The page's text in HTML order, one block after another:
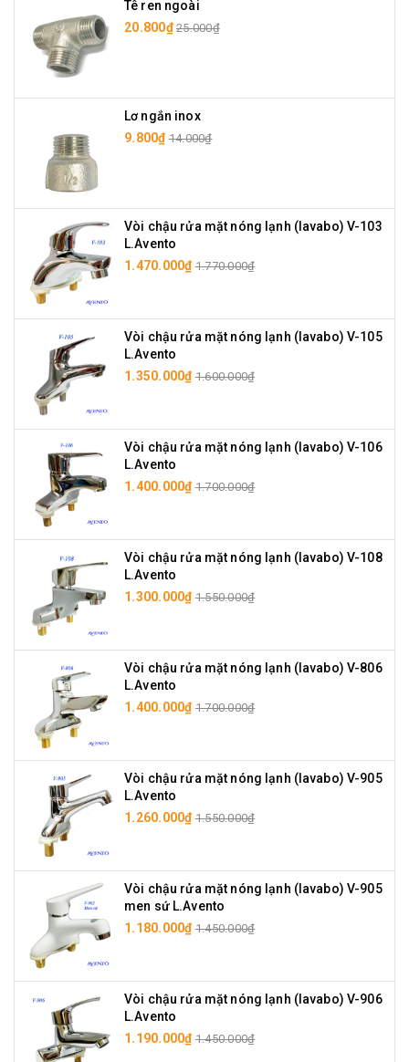
Tê ren ngoài
20.800₫ 25.000₫
Lơ ngắn inox
9.800₫ 14.000₫
Vòi chậu rửa mặt nóng lạnh (lavabo) V-103
L.Avento
1.470.000₫ 1.770.000₫
Vòi chậu rửa mặt nóng lạnh (lavabo) V-105
L.Avento
1.350.000₫ 1.600.000₫
Vòi chậu rửa mặt nóng lạnh (lavabo) V-106
L.Avento
1.400.000₫ 1.700.000₫
Vòi chậu rửa mặt nóng lạnh (lavabo) V-108
L.Avento
1.300.000₫ 1.550.000₫
Vòi chậu rửa mặt nóng lạnh (lavabo) V-806
L.Avento
1.400.000₫ 1.700.000₫
Vòi chậu rửa mặt nóng lạnh (lavabo) V-905
L.Avento
1.260.000₫ 1.550.000₫
Vòi chậu rửa mặt nóng lạnh (lavabo) V-905
men sứ L.Avento
1.180.000₫ 1.450.000₫
Vòi chậu rửa mặt nóng lạnh (lavabo) V-906
L.Avento
1.190.000₫ 1.450.000₫